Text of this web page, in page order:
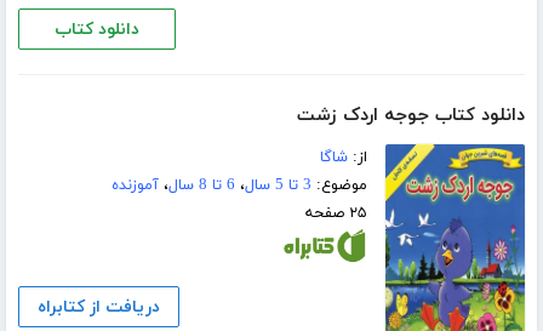
دانلود کتاب
دانلود کتاب جوجه اردک زشت
از:شاگا
موضوع: 3 تا 5 سال ، 6 تا 8 سال ،آموزنده
۲۵ صفحه
دریافت از کتابراه